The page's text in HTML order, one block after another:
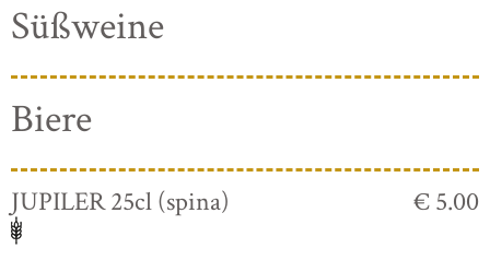
Süßweine
Biere
JUPILER 25cl (spina) € 5.00